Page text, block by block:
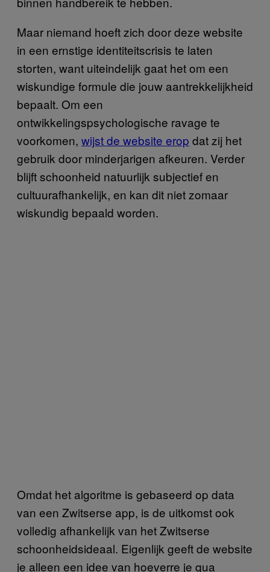
Maar niemand hoeft zich door deze website
in een ernstige identiteitscrisis te laten
storten, want uiteindelijk gaat het om een
wiskundige formule die jouw aantrekkelijkheid
bepaalt. Om een
ontwikkelingspsychologische ravage te
voorkomen, wijst de website erop dat zij het
gebruik door minderjarigen afkeuren. Verder
blijft schoonheid natuurlijk subjectief en
cultuurafhankelijk, en kan dit niet zomaar
wiskundig bepaald worden.
Omdat het algoritme is gebaseerd op data
van een Zwitserse app, is de uitkomst ook
volledig afhankelijk van het Zwitserse
schoonheidsideaal. Eigenlijk geeft de website
je alleen een idee van hoeverre je qua